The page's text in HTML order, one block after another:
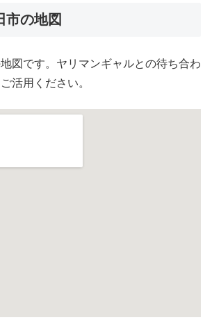
市の地図
図です。ヤリマンギャルとの待ち合わ
活用ください。